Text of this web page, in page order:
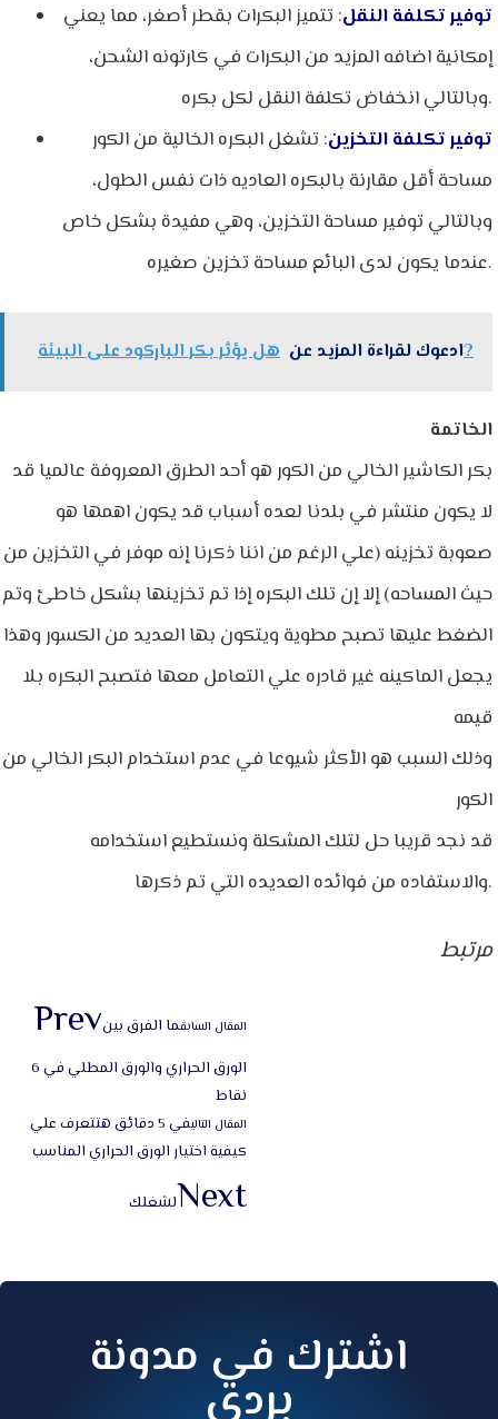
توفير تكلفة النقل: تتميز البكرات بقطر أصغر، مما يعني
إمكانية اضافه المزيد من البكرات في كارتونه الشحن،
وبالتالي انخفاض تكلفة النقل لكل بكره.
توفير تكلفة التخزين: تشغل البكره الخالية من الكور
مساحة أقل مقارنة بالبكره العاديه ذات نفس الطول،
وبالتالي توفير مساحة التخزين، وهي مفيدة بشكل خاص
عندما يكون لدى البائع مساحة تخزين صغيره.
ادعوك لقراءة المزيد عنهل يؤثر بكر الباركود على البيئة?
الخاتمة
بكر الكاشير الخالي من الكور هو أحد الطرق المعروفة عالميا قد
لا يكون منتشر في بلدنا لعده أسباب قد يكون اهمها هو
صعوبة تخزينه (علي الرغم من اننا ذكرنا إنه موفر في التخزين من
حيث المساحه) إلا إن تلك البكره إذا تم تخزينها بشكل خاطئ وتم
الضغط عليها تصبح مطوية ويتكون بها العديد من الكسور وهذا
يجعل الماكينه غير قادره علي التعامل معها فتصبح البكره بلا
قيمه
وذلك السبب هو الأكثر شيوعا في عدم استخدام البكر الخالي من
الكور
قد نجد قريبا حل لتلك المشكلة ونستطيع استخدامه
والاستفاده من فوائده العديده التي تم ذكرها.
مرتبط
Prev المقال السابقما الفرق بين
الورق الحراري والورق المطلي في 6
نقاط
المقال التالي
في 5 دقائق هتتعرف علي
كيفية اختيار الورق الحراري المناسب
لشغلكNext
اشترك في مدونة
بردي